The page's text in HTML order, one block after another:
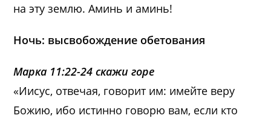
на эту землю. Аминь и аминь!
Ночь: высвобождение обетования
Марка 11:22-24 скажи горе
«Иисус, отвечая, говорит им: имейте веру
Божию, ибо истинно говорю вам, если кто